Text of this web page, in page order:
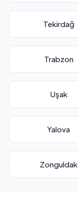
Tekirdağ
Trabzon
Uşak
Yalova
Zonguldak